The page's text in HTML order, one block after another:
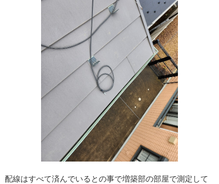
配線はすべて済んでいるとの事で増築部の部屋で測定して